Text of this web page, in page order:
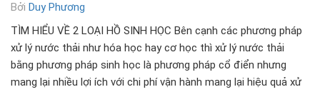
Bởi Duy Phương
TÌM HIỂU VỀ 2 LOẠI HỒ SINH HỌC Bên cạnh các phương pháp
xử lý nước thải như hóa học hay cơ học thì xử lý nước thải
bằng phương pháp sinh học là phương pháp cổ điển nhưng
mang lại nhiều lợi ích với chi phí vận hành mang lại hiệu quả xử